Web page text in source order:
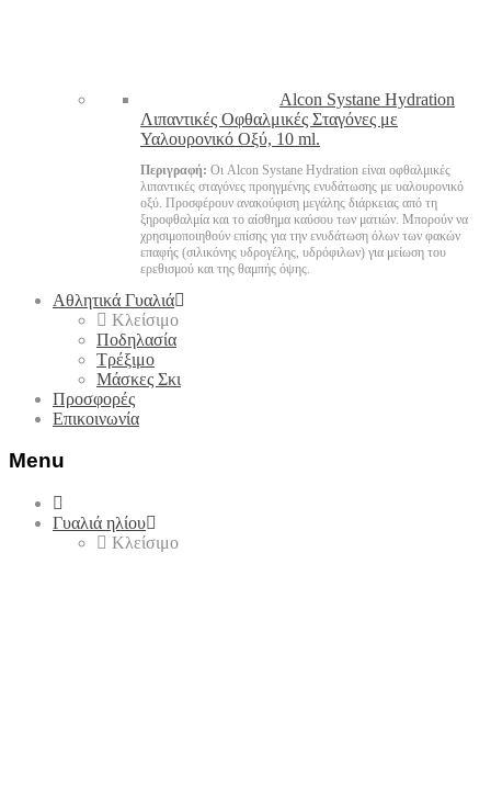
Alcon Systane Hydration
Λιπαντικές Οφθαλμικές Σταγόνες με
Υαλουρονικό Οξύ, 10 ml.
Περιγραφή: Οι Alcon Systane Hydration είναι οφθαλμικές
λιπαντικές σταγόνες προηγμένης ενυδάτωσης με υαλουρονικό
οξύ. Προσφέρουν ανακούφιση μεγάλης διάρκειας από τη
ξηροφθαλμία και το αίσθημα καύσου των ματιών. Μπορούν να
χρησιμοποιηθούν επίσης για την ενυδάτωση όλων των φακών
επαφής (σιλικόνης υδρογέλης, υδρόφιλων) για μείωση του
ερεθισμού και της θαμπής όψης.
Αθλητικά Γυαλιά
Κλείσιμο
Ποδηλασία
Τρέξιμο
Μάσκες Σκι
Προσφορές
Επικοινωνία
Menu
Skip
Γυαλιά ηλίου
Κλείσιμο